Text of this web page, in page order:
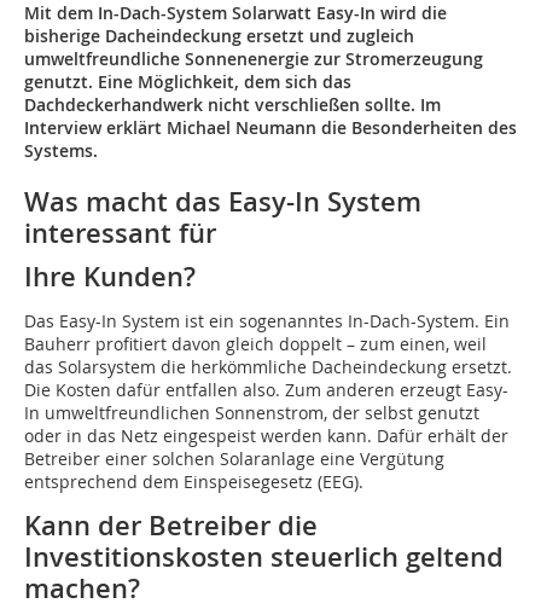
Mit dem In-Dach-System Solarwatt Easy-In wird die
bisherige Dacheindeckung ersetzt und zugleich
umweltfreundliche Sonnenenergie zur Stromerzeugung
genutzt. Eine Möglichkeit, dem sich das
Dachdeckerhandwerk nicht verschließen sollte. Im
Interview erklärt Michael Neumann die Besonderheiten des
Systems.
Was macht das Easy-In System
interessant für
Ihre Kunden?
Das Easy-In System ist ein sogenanntes In-Dach-System. Ein
Bauherr profitiert davon gleich doppelt – zum einen, weil
das Solarsystem die herkömmliche Dacheindeckung ersetzt.
Die Kosten dafür entfallen also. Zum anderen erzeugt Easy-
In umweltfreundlichen Sonnenstrom, der selbst genutzt
oder in das Netz eingespeist werden kann. Dafür erhält der
Betreiber einer solchen Solaranlage eine Vergütung
entsprechend dem Einspeisegesetz (EEG).
Kann der Betreiber die
Investitionskosten steuerlich geltend
machen?